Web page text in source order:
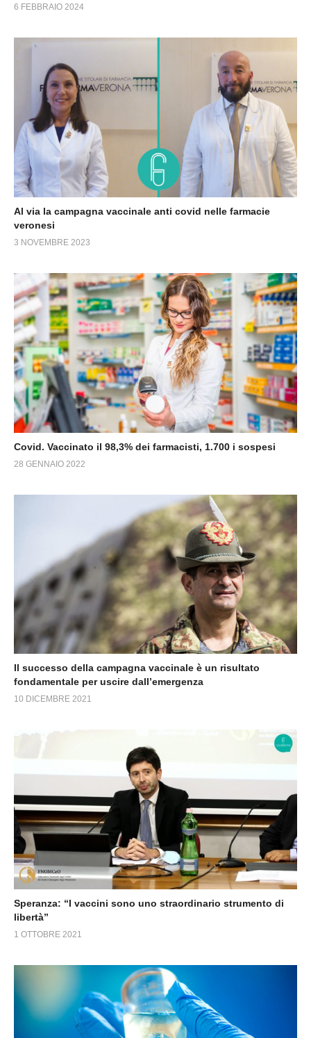
6 FEBBRAIO 2024
Al via la campagna vaccinale anti covid nelle farmacie
veronesi
3 NOVEMBRE 2023
Covid. Vaccinato il 98,3% dei farmacisti, 1.700 i sospesi
28 GENNAIO 2022
Il successo della campagna vaccinale è un risultato
fondamentale per uscire dall’emergenza
10 DICEMBRE 2021
Speranza: “I vaccini sono uno straordinario strumento di
libertà”
1 OTTOBRE 2021